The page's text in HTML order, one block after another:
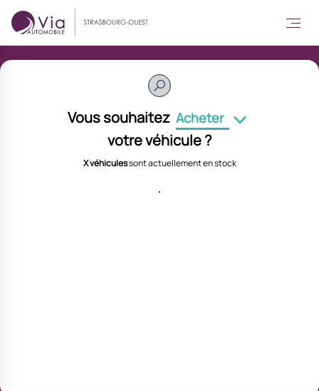
Vous souhaitez Acheter
votre véhicule ?
X véhiculessont actuellement en stock